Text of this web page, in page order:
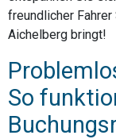
freundlicher
Aichelberg bringt!
So